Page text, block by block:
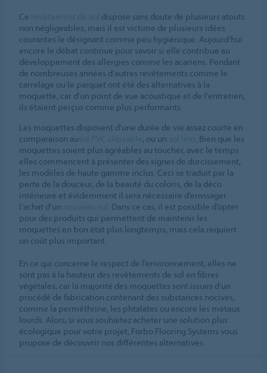
Ce
dispose sans doute de plusieurs atouts
non négligeables, mais il est victime de plusieurs idées
courantes le désignant comme peu hygiénique. Aujourd’hui
encore le débat continue pour savoir si elle contribue au
développement des allergies comme les acariens. Pendant
de nombreuses années d’autres revêtements comme le
carrelage ou le parquet ont été des alternatives à la
moquette, car d’un point de vue acoustique et de l'entretien,
ils étaient perçus comme plus performants.
Les moquettes disposent d’une durée de vie assez courte en
comparaison au
, ou un
. Bien que les
moquettes soient plus agréables au toucher, avec le temps
elles commencent à présenter des signes de durcissement,
les modèles de haute gamme inclus. Ceci se traduit par la
perte de la douceur, de la beauté du coloris, de la déco
intérieure et évidemment il sera nécessaire d’envisager
l’achat d’un
. Dans ce cas, il est possible d’opter
pour des produits qui permettent de maintenir les
moquettes en bon état plus longtemps, mais cela requiert
un coût plus important.
En ce qui concerne le respect de l’environnement, elles ne
sont pas à la hauteur des revêtements de sol en fibres
végétales, car la majorité des moquettes sont issues d’un
procédé de fabrication contenant des substances nocives,
comme la perméthrine, les phtalates ou encore les métaux
lourds. Alors, si vous souhaitez acheter une solution plus
écologique pour votre projet, Forbo Flooring Systems vous
propose de découvrir nos différentes alternatives.